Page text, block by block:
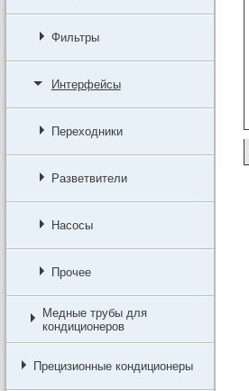
Фильтры
Интерфейсы
Переходники
Разветвители
Насосы
Прочее
Медные трубы для
кондиционеров
Прецизионные кондиционеры